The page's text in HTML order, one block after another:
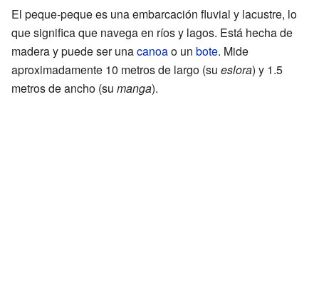
El peque-peque es una embarcación fluvial y lacustre, lo
que significa que navega en ríos y lagos. Está hecha de
madera y puede ser unacanoao un bote. Mide
aproximadamente 10 metros de largo (su eslora) y 1.5
metros de ancho (su manga).